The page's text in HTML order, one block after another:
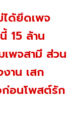
ด้ยึดเพจ
15 ล้าน
เพจสามี ส่วน
าน เสก
ก่อนโพสต์รัก